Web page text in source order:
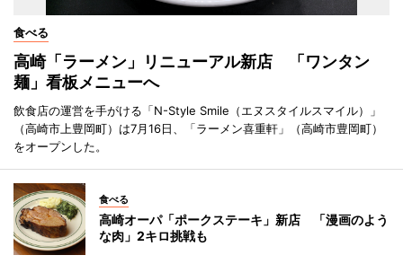
食べる
高崎「ラーメン」リニューアル新店 「ワンタン
麺」看板メニューへ
飲食店の運営を手がける「N-Style Smile（エヌスタイルスマイル）」
（高崎市上豊岡町）は7月16日、「ラーメン喜重軒」（高崎市豊岡町）
をオープンした。
食べる
高崎オーパ「ポークステーキ」新店 「漫画のよう
な肉」2キロ挑戦も